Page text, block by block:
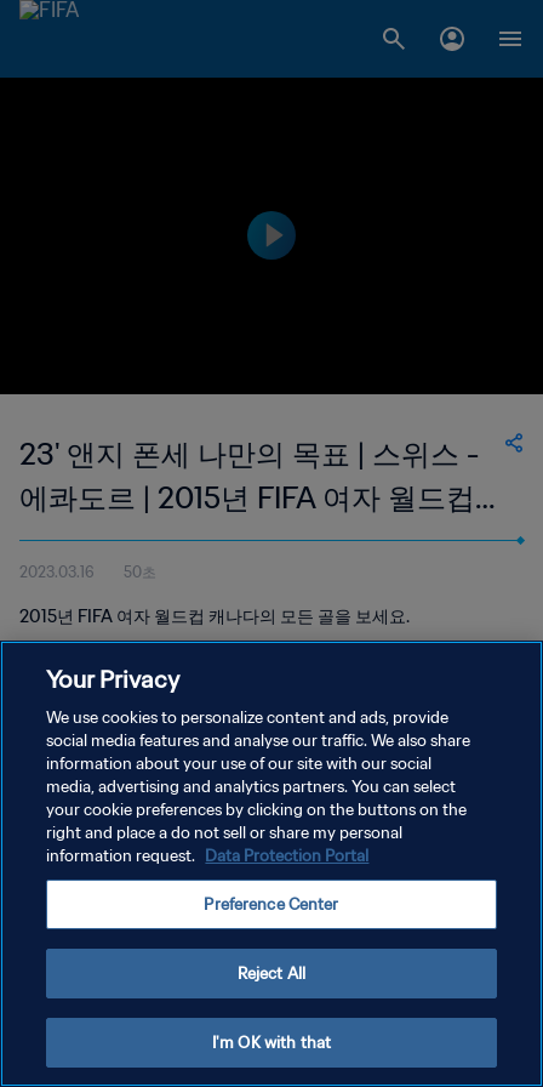
23' 앤지 폰세 나만의 목표 | 스위스 -
에콰도르 | 2015년 FIFA 여자 월드컵
캐나다
2023.03.16 50초
2015년 FIFA 여자 월드컵 캐나다의 모든 골을 보세요.
개인정보 보호정책
서비스 약관
쿠키 기본 설정 관리
Your Privacy
We use cookies to personalize content and ads, provide
social media features and analyse our traffic. We also share
information about your use of our site with our social
media, advertising and analytics partners. You can select
your cookie preferences by clicking on the buttons on the
right and place a do not sell or share my personal
information request. Data Protection Portal
Preference Center
Reject All
I'm OK with that